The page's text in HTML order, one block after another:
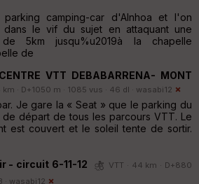
camping-car d'AInhoa et l'on
dans le vif du sujet en attaquant une
5km jusqu%u2019à la chapelle
de
VTT DEBABARRENA- MONT
km · D+1050 m · 1085 vus · 46 dl · wasabi12
Je gare la « Seat » que le parking du
départ de tous les parcours VTT. Le
est couvert et le soleil tente de sortir.
- circuit 6-11-12
VTT · 44 km · D+880
· wasabi12